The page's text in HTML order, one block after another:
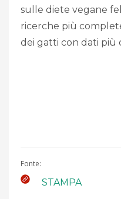
sulle diete vegane
ricerche più
dei gatti con dati più
Fonte:
STAMPA